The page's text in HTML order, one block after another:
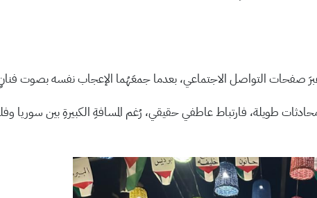
صفحات التواصل الاجتماعي، بعدما جمعَهُما الإعجاب نفسه بصوت
طويلة، فارتباط عاطفي حقيقي، رُغم المسافةِ الكبيرةِ بين سوريا